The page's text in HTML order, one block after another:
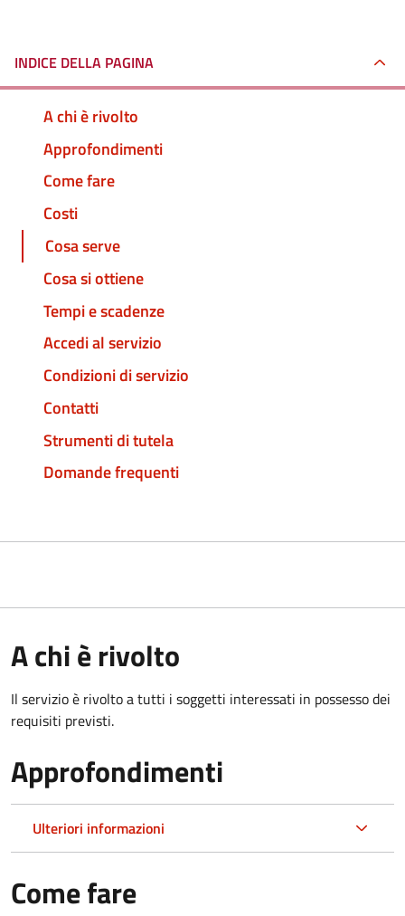
INDICE DELLA PAGINA
A chi è rivolto
Approfondimenti
Come fare
Costi
Cosa serve
Cosa si ottiene
Tempi e scadenze
Accedi al servizio
Condizioni di servizio
Contatti
Strumenti di tutela
Domande frequenti
A chi è rivolto
Il servizio è rivolto a tutti i soggetti interessati in possesso dei
requisiti previsti.
Approfondimenti
Ulteriori informazioni
Come fare